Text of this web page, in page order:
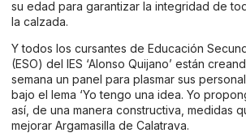
su edad para garantizar la integridad de
la calzada.
Y todos los cursantes de Educación
(ESO) del IES ‘Alonso Quijano’ están
semana un panel para plasmar sus
bajo el lema ‘Yo tengo una idea. Yo
así, de una manera constructiva, medidas
mejorar Argamasilla de Calatrava.